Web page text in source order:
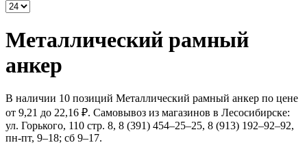
Металлический рамный
анкер
В наличии 10 позиций Металлический рамный анкер по цене
от 9,21 до 22,16 ₽. Самовывоз из магазинов в Лесосибирске:
ул. Горького, 110 стр. 8, 8 (391) 454–25–25, 8 (913) 192–92–92,
пн-пт, 9–18; сб 9–17.